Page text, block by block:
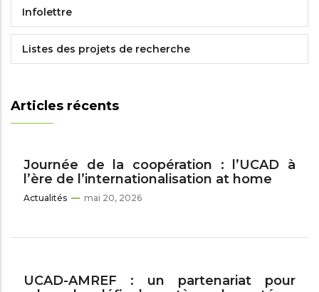
Infolettre
Listes des projets de recherche
Articles récents
Journée de la coopération : l’UCAD à
l’ère de l’internationalisation at home
Actualités mai 20, 2026
UCAD-AMREF : un partenariat pour